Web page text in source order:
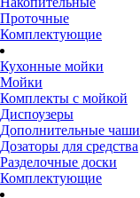
Проточные
Комплектующие
Кухонные мойки
Мойки
Комплекты с мойкой
Диспоузеры
Дополнительные чаши
Дозаторы для средства
Разделочные доски
Комплектующие